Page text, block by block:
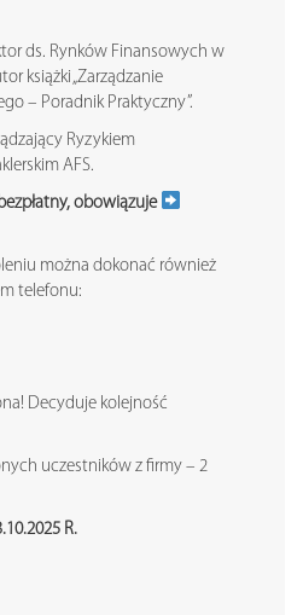
ds. Rynków Finansowych w
książki „Zarządzanie
– Poradnik Praktyczny”.
Ryzykiem
AFS.
obowiązuje
można dokonać również
telefonu:
Decyduje kolejność
uczestników z firmy – 2
R.